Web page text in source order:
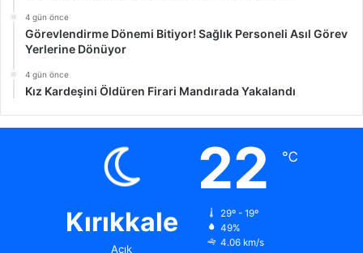
4 gün önce
Görevlendirme Dönemi Bitiyor! Sağlık Personeli Asıl Görev
Yerlerine Dönüyor
4 gün önce
Kız Kardeşini Öldüren Firari Mandırada Yakalandı
Kırıkkale
Açık
22 ℃
29º - 19º
49%
4.06 km/s